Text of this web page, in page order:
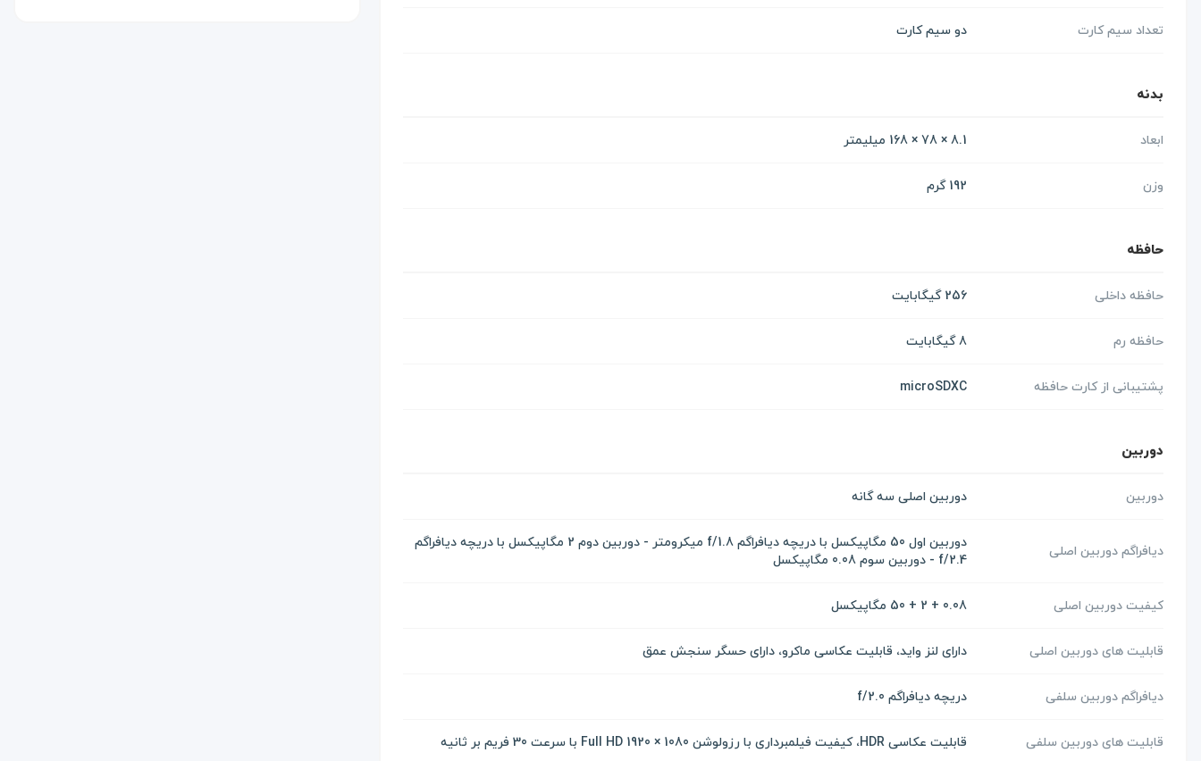
تعداد سیم کارت دو سیم کارت
بدنه
ابعاد 8.1 × 78 × 168 میلیمتر
وزن 192 گرم
حافظه
حافظه داخلی 256 گیگابایت
حافظه رم 8 گیگابایت
پشتیبانی از کارت حافظه microSDXC
دوربین
دوربین دوربین اصلی سه گانه
دیافراگم دوربین اصلی
دوربین اول 50 مگاپیکسل با دریچه دیافراگم f/1.8 میکرومتر - دوربین دوم 2 مگاپیکسل با دریچه دیافراگم
f/2.4 - دوربین سوم 0.08 مگاپیکسل
کیفیت دوربین اصلی 0.08 + 2 + 50 مگاپیکسل
قابلیت های دوربین اصلی دارای لنز واید، قابلیت عکاسی ماکرو، دارای حسگر سنجش عمق
دیافراگم دوربین سلفی دریچه دیافراگم f/2.0
قابلیت های دوربین سلفی قابلیت عکاسی HDR، کیفیت فیلمبرداری با رزولوشن 1080 × 1920 Full HD با سرعت 30 فریم بر ثانیه